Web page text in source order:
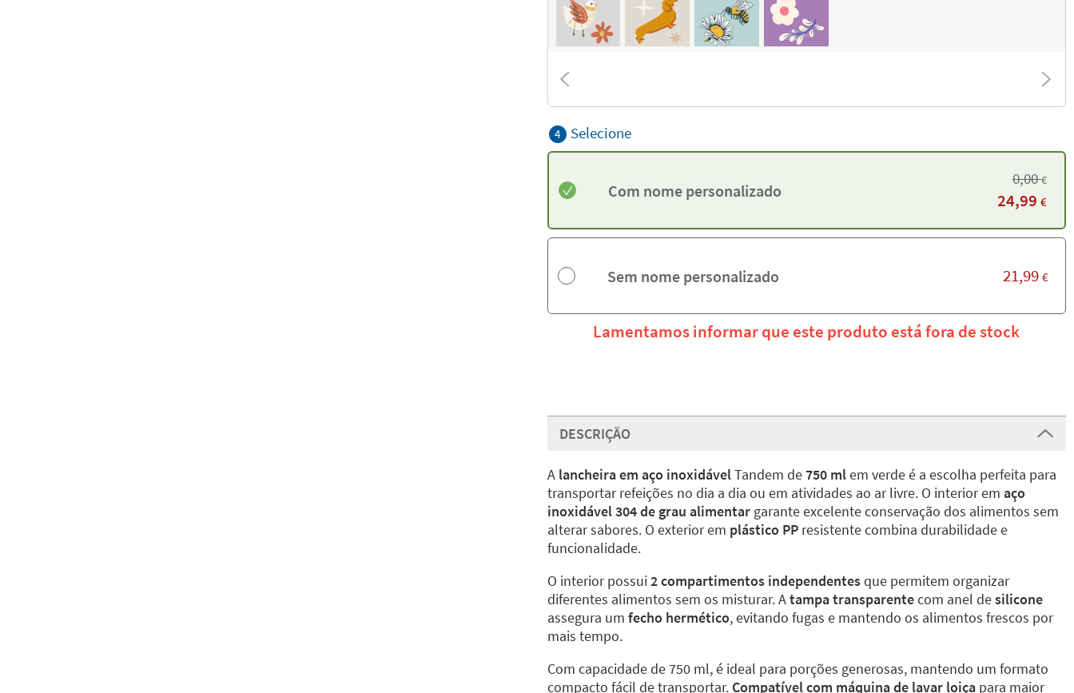
4 Selecione
Com nome personalizado
0,00€
24,99 €
Sem nome personalizado 21,99 €
Lamentamos informar que este produto está fora de stock
DESCRIÇÃO
A lancheira em aço inoxidávelTandem de750 mlem verde é a escolha perfeita para
transportar refeições no dia a dia ou em atividades ao ar livre. O interior em aço
inoxidável 304 de grau alimentargarante excelente conservação dos alimentos sem
alterar sabores. O exterior em plástico PPresistente combina durabilidade e
funcionalidade.
O interior possui2 compartimentos independentesque permitem organizar
diferentes alimentos sem os misturar. Atampa transparentecom anel desilicone
assegura um fecho hermético, evitando fugas e mantendo os alimentos frescos por
mais tempo.
Com capacidade de 750 ml, é ideal para porções generosas, mantendo um formato
compacto fácil de transportar. Compatível com máquina de lavar loiçapara maior